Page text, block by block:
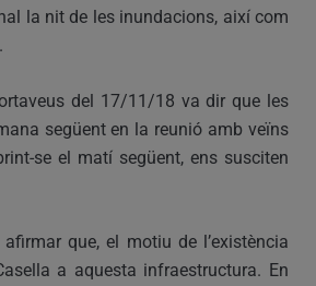
la nit de les inundacions, així com
del 17/11/18 va dir que les
següent en la reunió amb veïns
se el matí següent, ens susciten
que, el motiu de l’existència
a aquesta infraestructura. En